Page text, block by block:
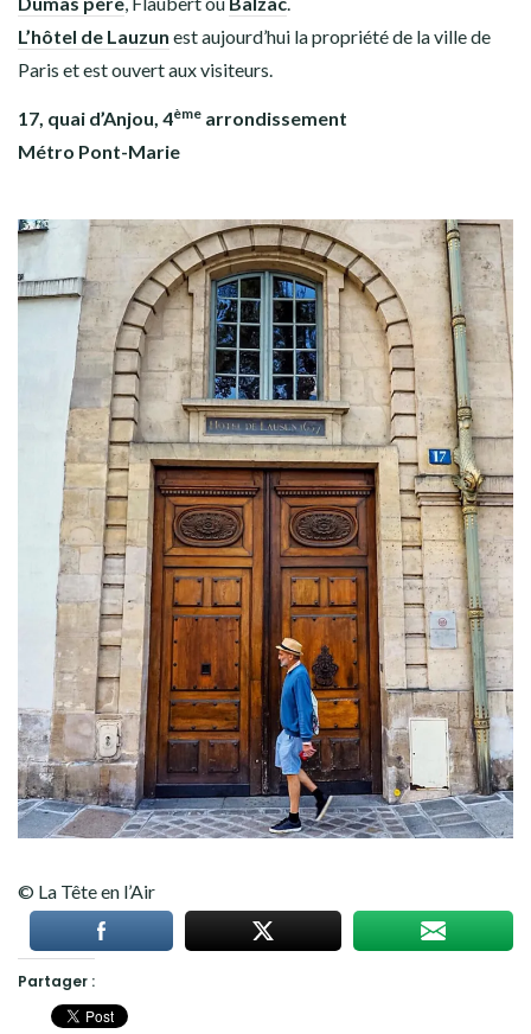
L’hôtel de Lauzun est aujourd’hui la propriété de la ville de
Paris et est ouvert aux visiteurs.
17, quai d’Anjou, 4ème arrondissement
Métro Pont-Marie
© La Tête en l’Air
Partager :